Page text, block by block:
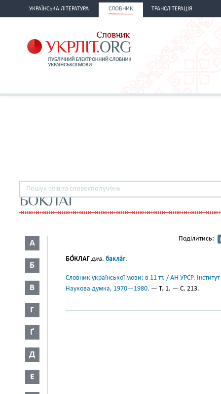
УКРАЇНСЬКА ЛІТЕРАТУРА СЛОВНИК ТРАНСЛІТЕРАЦІЯ
БОКЛАГ
А
Б
В
Г
Ґ
Д
Е
Поділитись:
БО́КЛАГ див. бакла́г.
Словник української мови: в 11 тт. / АН УРСР.
Наукова думка, 1970—1980. — Т. 1. — С. 213.